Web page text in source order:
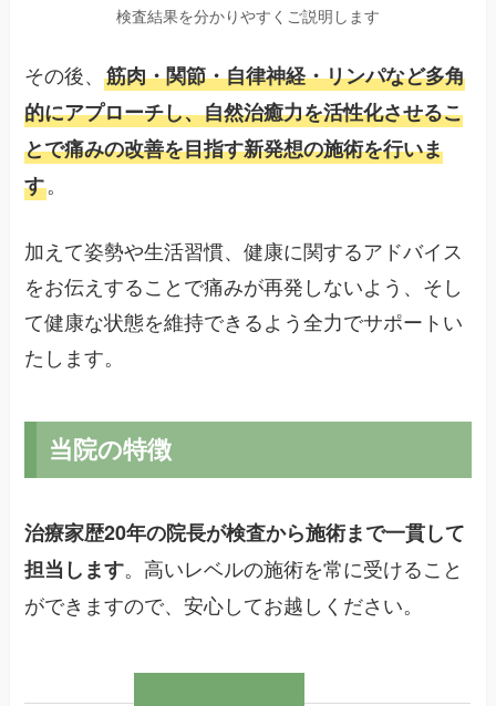
検査結果を分かりやすくご説明します
その後、筋肉・関節・自律神経・リンパなど多角
的にアプローチし、自然治癒力を活性化させるこ
とで痛みの改善を目指す新発想の施術を行いま
す。
加えて姿勢や生活習慣、健康に関するアドバイス
をお伝えすることで痛みが再発しないよう、そし
て健康な状態を維持できるよう全力でサポートい
たします。
当院の特徴
治療家歴20年の院長が検査から施術まで一貫して
担当します。高いレベルの施術を常に受けること
ができますので、安心してお越しください。